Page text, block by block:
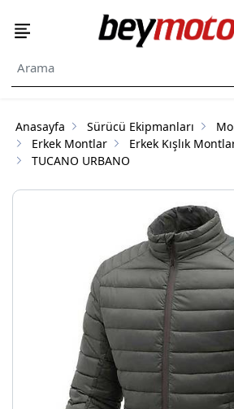
Anasayfa Sürücü Ekipmanları
Erkek Montlar
Erkek Kışlık
TUCANO URBANO